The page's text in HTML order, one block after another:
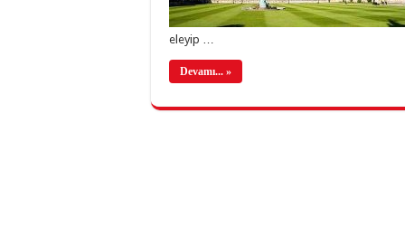
eleyip …
Devamı... »